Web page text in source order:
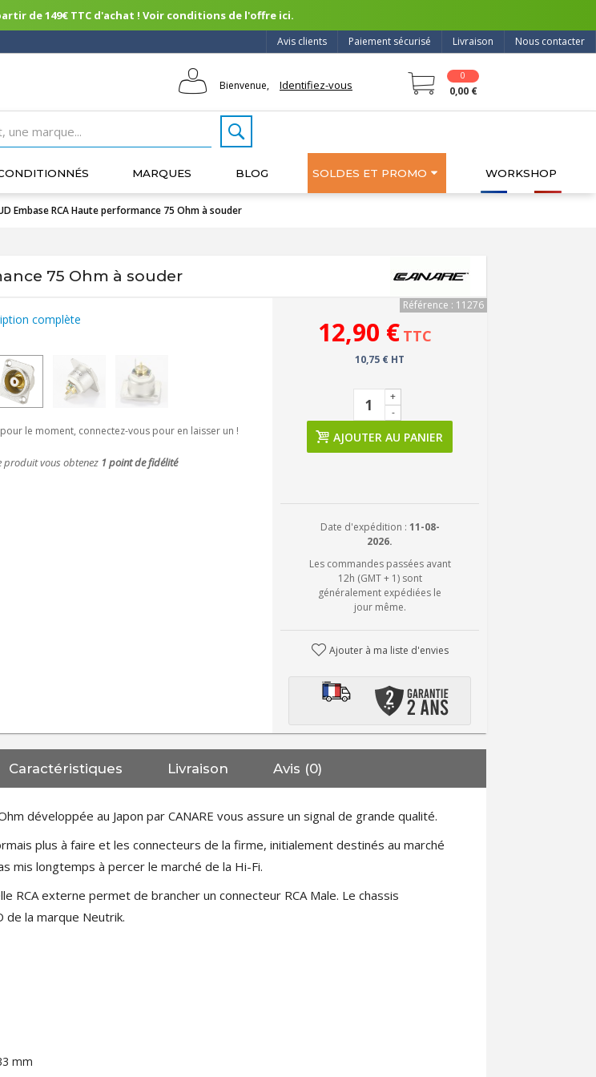
de 149€ TTC d'achat ! Voir conditions de l'offre ici.
Nous contacter
Livraison
Paiement sécurisé
Avis clients
Bienvenue, Identifiez-vous
0
0,00 €
MARQUES BLOG SOLDES ET PROMO WORKSHOP
Embase RCA Haute performance 75 Ohm à souder
75 Ohm à souder
complète
le moment, connectez-vous pour en laisser un !
produit vous obtenez 1 point de fidélité
Référence : 11276
12,90 € TTC
10,75 € HT
-
+
AJOUTER AU PANIER
Date d'expédition : 11-08-
2026.
Les commandes passées avant
12h (GMT + 1) sont
généralement expédiées le
jour même.
Ajouter à ma liste d'envies
Caractéristiques Livraison Avis (0)
développée au Japon par CANARE vous assure un signal de grande qualité.
plus à faire et les connecteurs de la firme, initialement destinés au marché
mis longtemps à percer le marché de la Hi-Fi.
RCA externe permet de brancher un connecteur RCA Male. Le chassis
de la marque Neutrik.
mm